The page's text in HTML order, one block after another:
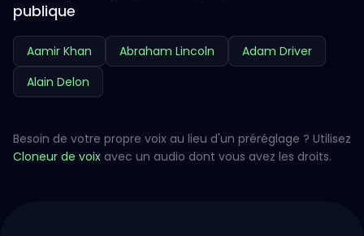
publique
Aamir Khan Abraham Lincoln
Adam Driver
Alain Delon
Besoin de votre propre voix au lieu d'un préréglage ? Utilisez
Cloneur de voix avec un audio dont vous avez les droits.